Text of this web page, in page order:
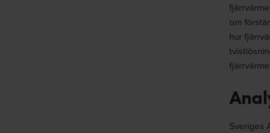
om
hur
Sveriges